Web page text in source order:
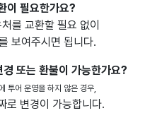
이 필요한가요?
를 교환할 필요 없이
보여주시면 됩니다.
또는 환불이 가능한가요?
투어 운영을 하지 않은 경우,
로 변경이 가능합니다.